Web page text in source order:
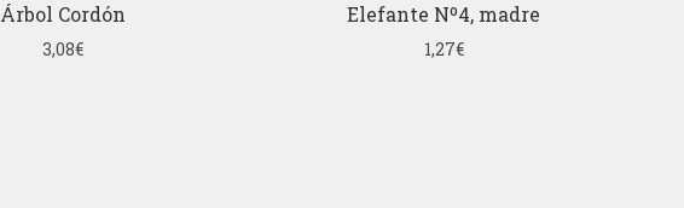
Árbol Cordón
3,08€
Elefante Nº4, madre
1,27€